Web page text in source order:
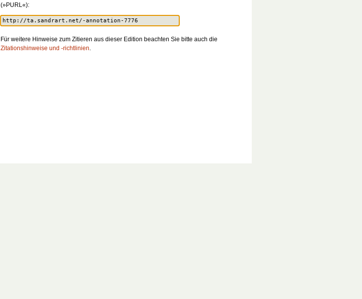
(»PURL«):
Für weitere Hinweise zum Zitieren aus dieser Edition beachten Sie bitte auch die
Zitationshinweise und -richtlinien